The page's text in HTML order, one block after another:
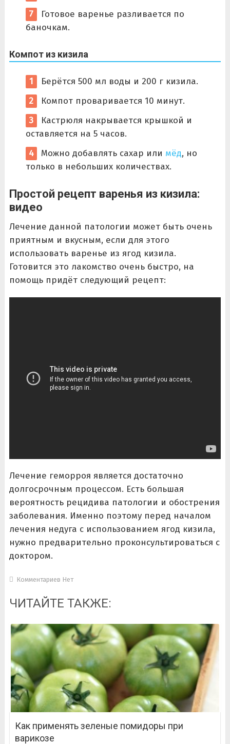
Готовое варенье разливается по
баночкам.
Компот из кизила
Берётся 500 мл воды и 200 г кизила.
Компот проваривается 10 минут.
Кастрюля накрывается крышкой и
оставляется на 5 часов.
Можно добавлять сахар или мёд, но
только в небольших количествах.
Простой рецепт варенья из кизила:
видео
Лечение данной патологии может быть очень
приятным и вкусным, если для этого
использовать варенье из ягод кизила.
Готовится это лакомство очень быстро, на
помощь придёт следующий рецепт:
Лечение геморроя является достаточно
долгосрочным процессом. Есть большая
вероятность рецидива патологии и обострения
заболевания. Именно поэтому перед началом
лечения недуга с использованием ягод кизила,
нужно предварительно проконсультироваться с
доктором.
Комментариев Нет
ЧИТАЙТЕ ТАКЖЕ:
Как применять зеленые помидоры при
варикозе